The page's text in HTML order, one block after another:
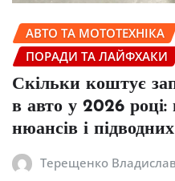
АВТО ТА МОТОТЕХНІКА
ПОРАДИ ТА ЛАЙФХАКИ
Скільки коштує
в авто у 2026 році:
нюансів і
Терещенко Владислав